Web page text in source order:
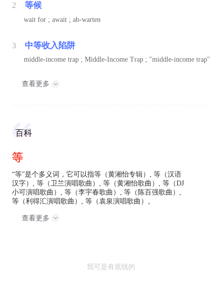
2 等候
wait for ; await ; ab-warten
3 中等收入陷阱
middle-income trap ; Middle-Income Trap ; "middle-income trap"
查看更多
百科
等
“等”是个多义词，它可以指等（黄湘怡专辑）, 等（汉语
汉字）, 等（卫兰演唱歌曲）, 等（黄湘怡歌曲）, 等（DJ
小可演唱歌曲）, 等（李宇春歌曲）, 等（陈百强歌曲）,
等（利得汇演唱歌曲）, 等（袁泉演唱歌曲）。
查看更多
· 我可是有底线的 ·